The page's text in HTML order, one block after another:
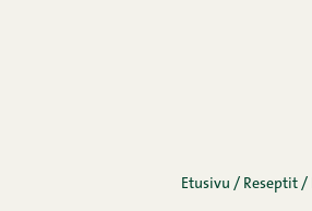
Etusivu / Reseptit /